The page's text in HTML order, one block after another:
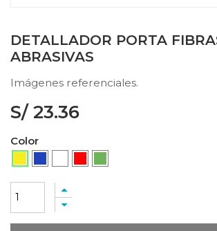
DETALLADOR PORTA
ABRASIVAS
Imágenes referenciales.
S/23.36
Color